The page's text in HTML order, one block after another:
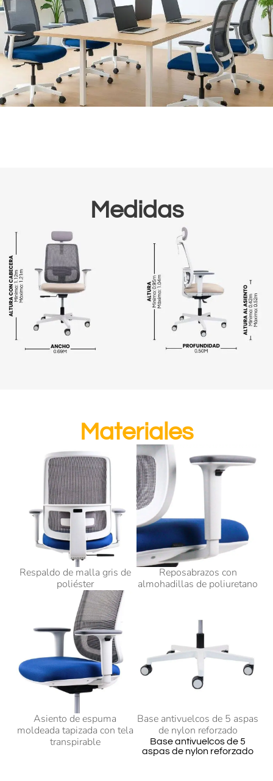
Medidas
Materiales
Respaldo de malla gris de
poliéster
Reposabrazos con
almohadillas de poliuretano
Asiento de espuma
moldeada tapizada con tela
transpirable
Base antivuelcos de 5 aspas
de nylon reforzado
Base antivuelcos de 5
aspas de nylon reforzado